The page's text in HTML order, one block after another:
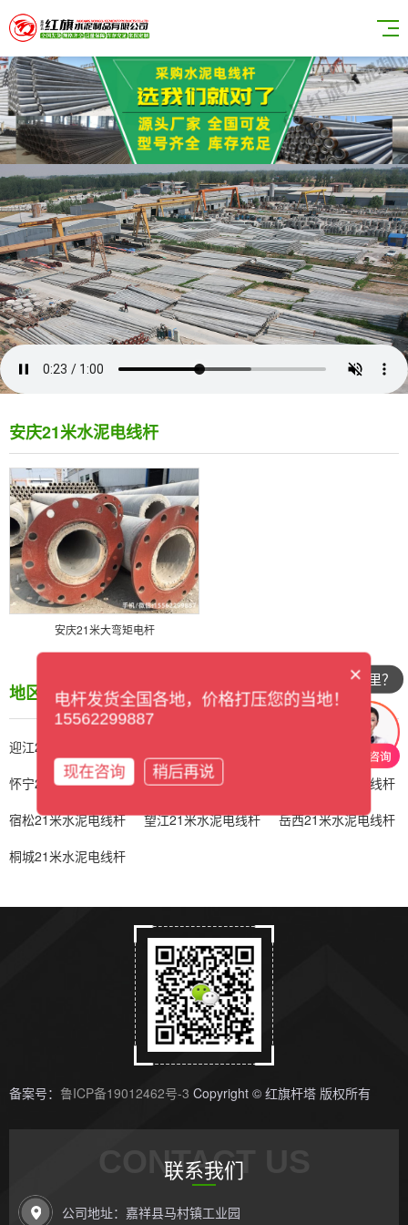
安庆21米水泥电线杆
安庆21米大弯矩电杆
地区产品/ CITY
迎江21米水泥电线杆
宜秀21米水泥电线杆
怀宁21米水泥电线杆
潜山21米水泥电线杆
太湖21米水泥电线杆
宿松21米水泥电线杆
望江21米水泥电线杆
岳西21米水泥电线杆
桐城21米水泥电线杆
备案号： 鲁ICP备19012462号-3 Copyright © 红旗杆塔 版权所有
CONTACT US
联系我们
公司地址：嘉祥县马村镇工业园
你们公司在哪里？
×
电杆发货全国各地，价格打压您的当地！
15562299887
现在咨询 稍后再说